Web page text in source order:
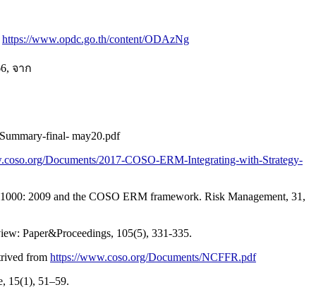
https://www.opdc.go.th/content/ODAzNg
จาก
final- may20.pdf
Documents/2017-COSO-ERM-Integrating-with-Strategy-
2009 and the COSO ERM framework. Risk Management, 31,
Paper&Proceedings, 105(5), 331-335.
from https://www.coso.org/Documents/NCFFR.pdf
15(1), 51–59.